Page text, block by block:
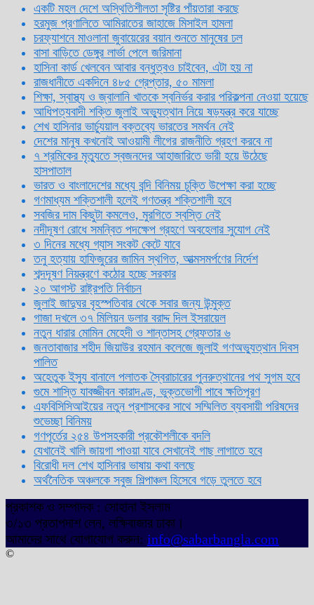
একটি মহল দেশে অস্থিতিশীলতা সৃষ্টির পাঁয়তারা করছে
হরমুজ প্রণালিতে আমিরাতের জাহাজে মিসাইল হামলা
চরফ্যাশনে মাওলানা জুবায়েরের বয়ান শুনতে মানুষের ঢল
বাসা বাড়িতে ডেঙ্গুর লার্ভা পেলে জরিমানা
হাসিনা কার্ড খেলবেন আবার বন্ধুত্বও চাইবেন, এটা হয় না
রাজধানীতে একদিনে ৪৮৫ গ্রেপ্তার, ৫০ মামলা
শিক্ষা, স্বাস্থ্য ও জ্বালানি খাতকে স্বনির্ভর করার পরিকল্পনা নেওয়া হয়েছে
আধিপত্যবাদী শক্তি জুলাই অভ্যুত্থান নিয়ে ষড়যন্ত্র করে যাচ্ছে
শেখ হাসিনার ভার্চ্যুয়াল বক্তব্যে ভারতের সমর্থন নেই
দেশের মানুষ কখনোই আওয়ামী লীগের রাজনীতি গ্রহণ করবে না
৭ শ্রমিকের মৃত্যুতে স্বজনদের আহাজারিতে ভারী হয়ে উঠেছে
হাসপাতাল
ভারত ও বাংলাদেশের মধ্যে বন্দি বিনিময় চুক্তি উপেক্ষা করা হচ্ছে
গণমাধ্যম শক্তিশালী হলেই গণতন্ত্র শক্তিশালী হবে
সবজির দাম কিছুটা কমলেও, মুরগিতে স্বস্তি নেই
নদীদূষণ রোধে সমন্বিত পদক্ষেপ গ্রহণে অবহেলার সুযোগ নেই
৩ দিনের মধ্যে গ্যাস সংকট কেটে যাবে
তনু হত্যায় হাফিজুরের জামিন স্থগিত, আত্মসমর্পণের নির্দেশ
শব্দদূষণ নিয়ন্ত্রণে কঠোর হচ্ছে সরকার
২০ আগস্ট রাষ্ট্রপতি নির্বাচন
জুলাই জাদুঘর বৃহস্পতিবার থেকে সবার জন্য উন্মুক্ত
গাজা দখলে ৩৭ মিলিয়ন ডলার বরাদ্দ দিল ইসরায়েল
নতুন ধারার মোমিন মেহেদী ও শান্তাসহ গ্রেফতার ৬
জনতাবাজার শহীদ জিয়াউর রহমান কলেজে জুলাই গণঅভ্যুত্থান দিবস
পালিত
অহেতুক ইস্যু বানালে পলাতক স্বৈরাচারের পুনরুত্থানের পথ সুগম হবে
গুমে শাস্তি যাবজ্জীবন কারাদণ্ড, ভুক্তভোগী পাবে ক্ষতিপূরণ
এফবিসিসিআইয়ের নতুন প্রশাসকের সাথে সম্মিলিত ব্যবসায়ী পরিষদের
শুভেচ্ছা বিনিময়
গণপূর্তের ২৫৪ উপসহকারী প্রকৌশলীকে বদলি
যেখানেই খালি জায়গা পাওয়া যাবে সেখানেই গাছ লাগাতে হবে
বিরোধী দল শেখ হাসিনার ভাষায় কথা বলছে
অর্থনৈতিক অঞ্চলকে সবুজ শিল্পাঞ্চল হিসেবে গড়ে তুলতে হবে
প্রকাশক ও সম্পাদক : সোহানা ইসলাম
৩/১৩ প্রতাপদাশ লেন, লক্ষিবাজার ঢাকা।
আমাদের সাথে যোগাযোগ করুন: info@sabarbangla.com
©